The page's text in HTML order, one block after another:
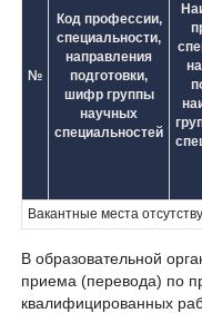
№
Код профессии,
специальности,
направления
подготовки,
шифр группы
научных
специальностей
Вакантные места
В образовательной
приема (перевода) по
квалифицированных